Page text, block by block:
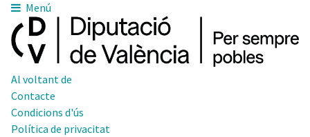
Menú
Al voltant de
Contacte
Condicions d'ús
Política de privacitat